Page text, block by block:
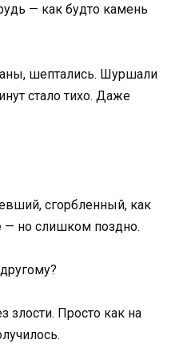
— как будто камень
шептались. Шуршали
стало тихо. Даже
сгорбленный, как
— но слишком поздно.
злости. Просто как на